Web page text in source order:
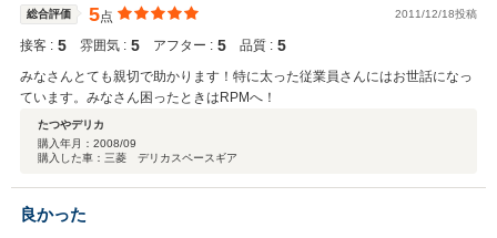
総合評価 5点 2011/12/18投稿
接客 : 5 雰囲気 : 5 アフター : 5 品質 : 5
みなさんとても親切で助かります！特に太った従業員さんにはお世話になっ
ています。みなさん困ったときはRPMへ！
たつやデリカ
購入年月： 2008/09
購入した車：三菱 デリカスペースギア
良かった